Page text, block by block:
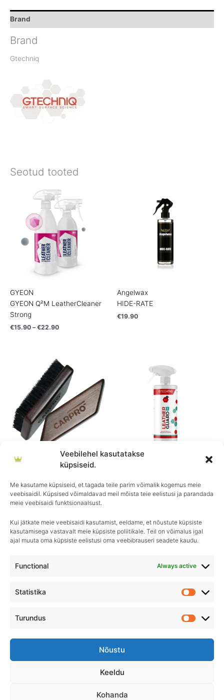
Veebilehel kasutatakse
küpsiseid.
Me kasutame küpsiseid, et tagada teile parim võimalik kogemus meie
veebisaidil. Küpsised võimaldavad meil mõista teie eelistusi ja parandada
meie veebisaidi funktsionaalsust.
Kui jätkate meie veebisaidi kasutamist, eeldame, et nõustute küpsiste
kasutamisega vastavalt meie küpsiste poliitikale. Teil on võimalus igal
ajal muuta oma küpsiste eelistusi oma veebibrauseri seadete kaudu.
Functional Always active
Statistika
Turundus
Nõustu
Keeldu
Kohanda
Brand
Brand
Gtechniq
Seotud tooted
GYEON
GYEON Q²M LeatherCleaner
Strong
€15.90 – €22.90
Price
range:
€15.90
through
€22.90
Angelwax
HIDE-RATE
€19.90
CarPro
CARPRO LEATHERBRUSH
€7.90
Gtechniq
Guard AB
€ 11.90 – €45.90
€11.90
through
€45.90
Igapäevane hooldus, ületamatu sära–